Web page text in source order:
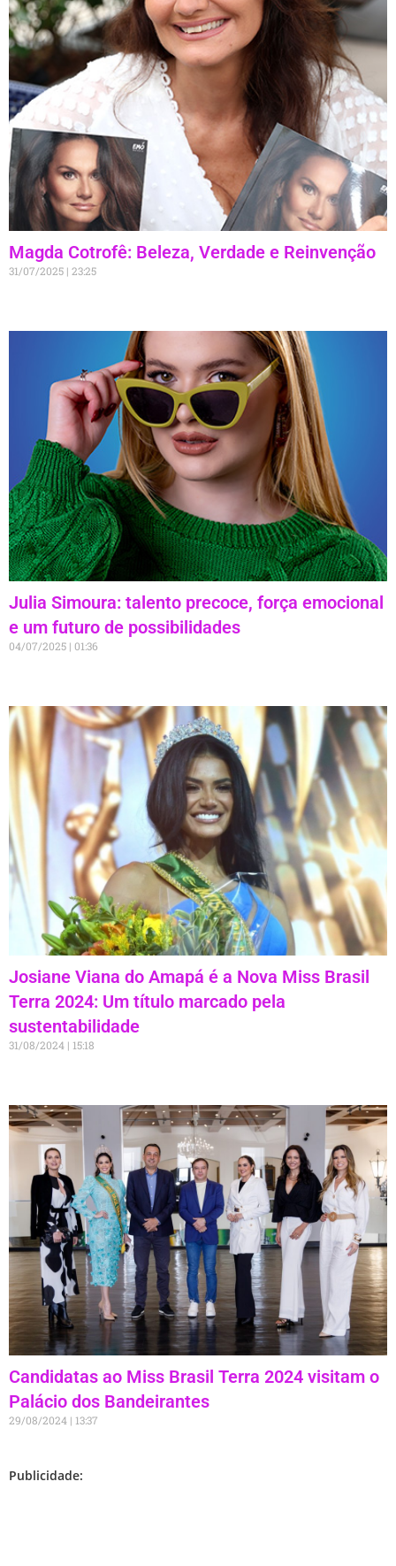
Magda Cotrofê: Beleza, Verdade e Reinvenção
31/07/2025 23:25
Julia Simoura: talento precoce, força emocional
e um futuro de possibilidades
04/07/2025 01:36
Josiane Viana do Amapá é a Nova Miss Brasil
Terra 2024: Um título marcado pela
sustentabilidade
31/08/2024 15:18
Candidatas ao Miss Brasil Terra 2024 visitam o
Palácio dos Bandeirantes
29/08/2024 13:37
Publicidade: